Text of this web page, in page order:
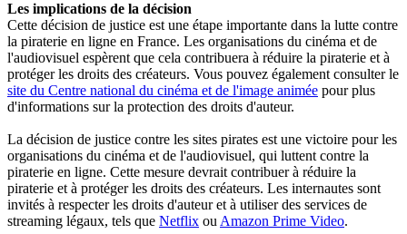
Les implications de la décision
Cette décision de justice est une étape importante dans la lutte contre
la piraterie en ligne en France. Les organisations du cinéma et de
l'audiovisuel espèrent que cela contribuera à réduire la piraterie et à
protéger les droits des créateurs. Vous pouvez également consulter le
site du Centre national du cinéma et de l'image animée pour plus
d'informations sur la protection des droits d'auteur.
La décision de justice contre les sites pirates est une victoire pour les
organisations du cinéma et de l'audiovisuel, qui luttent contre la
piraterie en ligne. Cette mesure devrait contribuer à réduire la
piraterie et à protéger les droits des créateurs. Les internautes sont
invités à respecter les droits d'auteur et à utiliser des services de
streaming légaux, tels que Netflix ou Amazon Prime Video.